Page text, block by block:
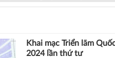
Khai mạc Triển lãm
2024 lần thứ tư